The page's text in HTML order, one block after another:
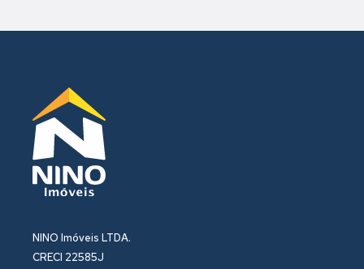
NINO Imóveis LTDA.
CRECI 22585J